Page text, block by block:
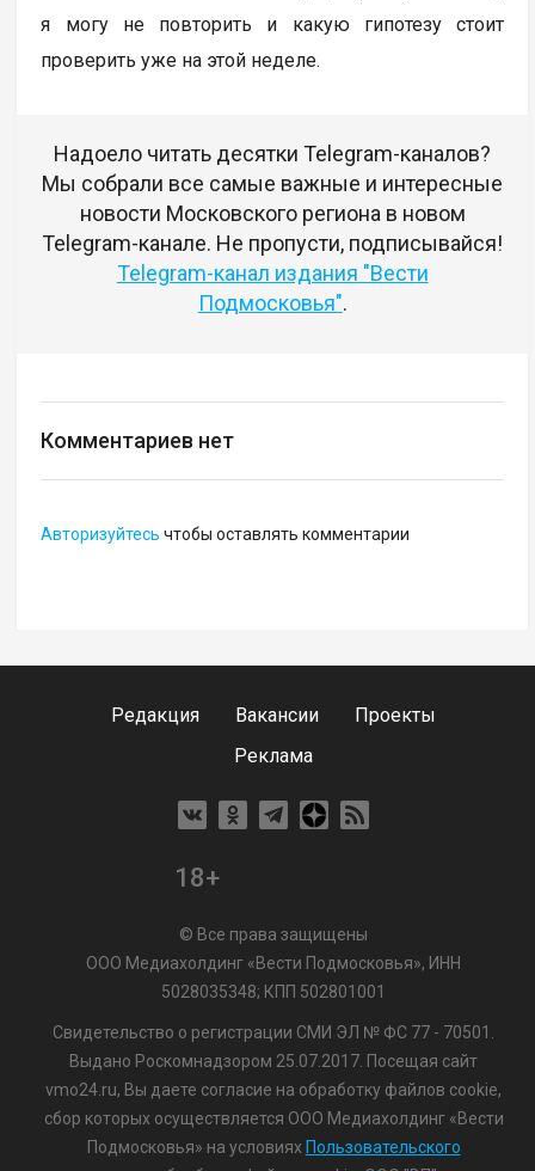
я могу не повторить и какую гипотезу стоит
проверить уже на этой неделе.
Надоело читать десятки Telegram-каналов?
Мы собрали все самые важные и интересные
новости Московского региона в новом
Telegram-канале. Не пропусти, подписывайся!
Telegram-канал издания "Вести
Подмосковья".
Комментариев нет
Авторизуйтесь чтобы оставлять комментарии
Редакция Вакансии
Проекты
Реклама
18+
© Все права защищены
ООО Медиахолдинг «Вести Подмосковья», ИНН
5028035348; КПП 502801001
Свидетельство о регистрации СМИ ЭЛ № ФС 77 - 70501.
Выдано Роскомнадзором 25.07.2017. Посещая сайт
vmo24.ru, Вы даете согласие на обработку файлов cookie,
сбор которых осуществляется ООО Медиахолдинг «Вести
Подмосковья» на условиях Пользовательского